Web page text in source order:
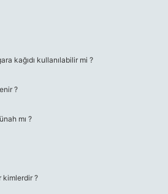
kağıdı kullanılabilir mi ?
?
mı ?
kimlerdir ?